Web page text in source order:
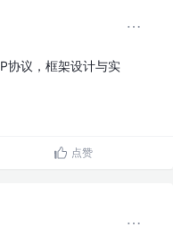
协议，框架设计与实
点赞